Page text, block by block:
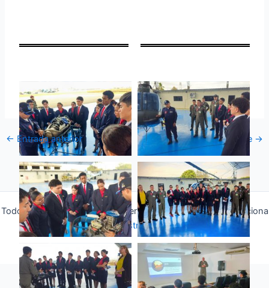
← Entrada anterior Entrada siguiente →
Todos los derechos © 2026 Fuerza Aérea Ecuatoriana | Funciona
gracias aTema Astra para WordPress